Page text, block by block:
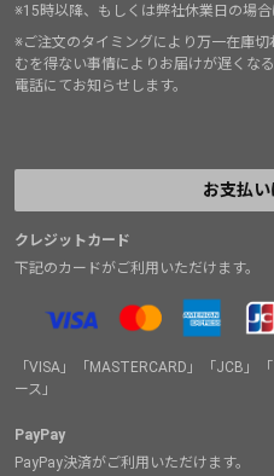
※15時以降、もしくは弊社休業日の場合
※ご注文のタイミングにより万一在庫
むを得ない事情によりお届けが遅くな
電話にてお知らせします。
お支払
クレジットカード
下記のカードがご利用いただけます。
「VISA」「MASTERCARD」「JCB」
ース」
PayPay
PayPay決済がご利用いただけます。